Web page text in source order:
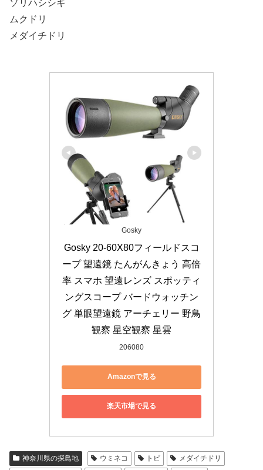
ソリハシシギ
ムクドリ
メダイチドリ
Gosky
Gosky 20-60X80フィールドスコ
ープ 望遠鏡 たんがんきょう 高倍
率 スマホ 望遠レンズ スポッティ
ングスコープ バードウォッチン
グ 単眼望遠鏡 アーチェリー 野鳥
観察 星空観察 星雲
206080
Amazonで見る
楽天市場で見る
神奈川県の探鳥地 ウミネコ トビ
メダイチドリ